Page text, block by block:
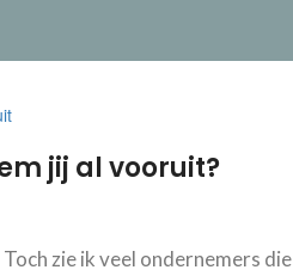
jij al vooruit?
zie ik veel ondernemers die